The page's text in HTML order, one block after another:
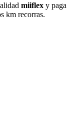
miiflex y paga
km recorras.